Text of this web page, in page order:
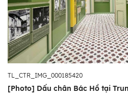
TL_CTR_IMG_000185420
[Photo] Dấu chân Bác Hồ tại